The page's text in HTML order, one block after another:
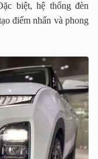
biệt, hệ thống đèn
điểm nhấn và phong